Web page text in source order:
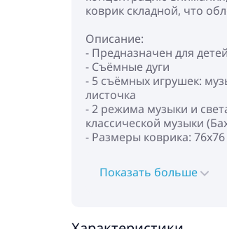
коврик складной, что
Описание:
- Предназначен для
- Съёмные дуги
- 5 съёмных игрушек:
листочка
- 2 режима музыки и
классической музыки
- Размеры коврика:
Показать больше